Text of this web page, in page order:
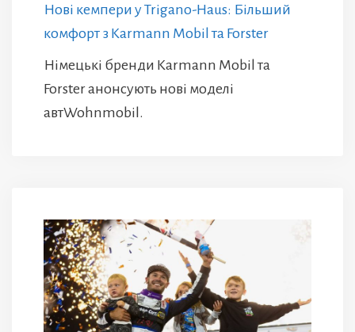
Нові кемпери у Trigano-Haus: Більший
комфорт з Karmann Mobil та Forster
Німецькі бренди Karmann Mobil та
Forster анонсують нові моделі
автWohnmobil.